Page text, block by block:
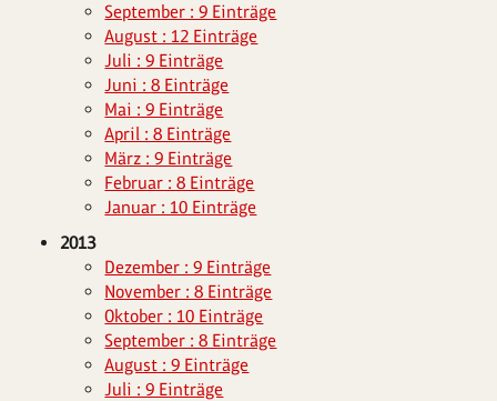
September : 9 Einträge
August : 12 Einträge
Juli : 9 Einträge
Juni : 8 Einträge
Mai : 9 Einträge
April : 8 Einträge
März : 9 Einträge
Februar : 8 Einträge
Januar : 10 Einträge
2013
Dezember : 9 Einträge
November : 8 Einträge
Oktober : 10 Einträge
September : 8 Einträge
August : 9 Einträge
Juli : 9 Einträge